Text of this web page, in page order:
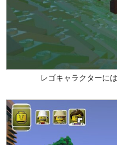
レゴキャラクターに